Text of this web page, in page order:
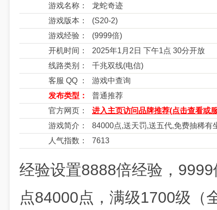
游戏名称：
龙蛇奇迹
游戏版本：
(S20-2)
游戏经验：
(9999倍)
开机时间：
2025年1月2日 下午1点 30分开放
线路类别：
千兆双线(电信)
客服 QQ ：
游戏中查询
发布类型：
普通推荐
官方网页：
进入主页访问品牌推荐(点击查看或
游戏简介：
84000点,送天罚,送五代,免费抽稀有
人气指数：
7613
经验设置8888倍经验，
点84000点，满级1700级（